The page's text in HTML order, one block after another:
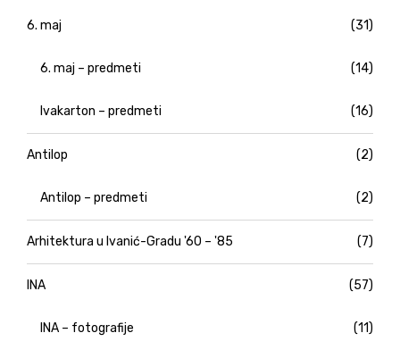
6. maj (31)
6. maj – predmeti (14)
Ivakarton – predmeti (16)
Antilop (2)
Antilop – predmeti (2)
Arhitektura u Ivanić-Gradu '60 – '85 (7)
INA (57)
INA – fotografije (11)